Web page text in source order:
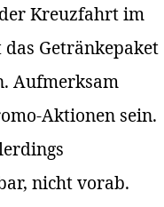
Kreuzfahrt im
Getränkepaket
Aufmerksam
Aktionen sein.
nicht vorab.